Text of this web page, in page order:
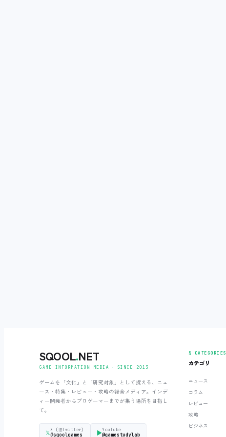
SQOOL.NET
GAME INFORMATION MEDIA ‧ SINCE 2013
ゲームを「文化」と「研究対象」として捉える、ニュ
ース・特集・レビュー・攻略の総合メディア。インデ
ィー開発者からプロゲーマーまでが集う場所を目指し
て。
𝕏 X (旧Twitter)
@sqoolgames ▶YouTube
@gamestudylab
§ CATEGORIES
カテゴリ
ニュース
コラム
レビュー
攻略
ビジネス